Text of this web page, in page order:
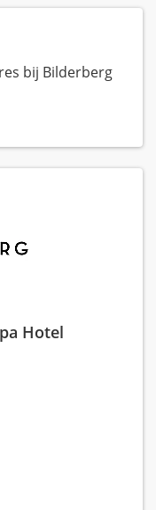
bij Bilderberg
Hotel